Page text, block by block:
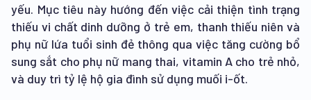
yếu. Mục tiêu này hướng đến việc cải thiện tình trạng
thiếu vi chất dinh dưỡng ở trẻ em, thanh thiếu niên và
phụ nữ lứa tuổi sinh đẻ thông qua việc tăng cường bổ
sung sắt cho phụ nữ mang thai, vitamin A cho trẻ nhỏ,
và duy trì tỷ lệ hộ gia đình sử dụng muối i-ốt.